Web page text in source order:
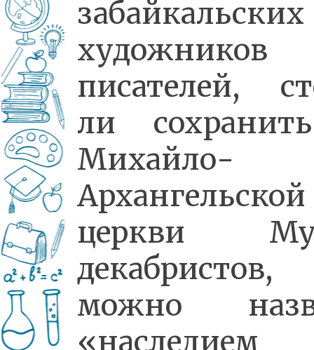
забайкальских
писателей,
ли
Михайло-
Архангельской
церкви
декабристов,
можно
«наследием